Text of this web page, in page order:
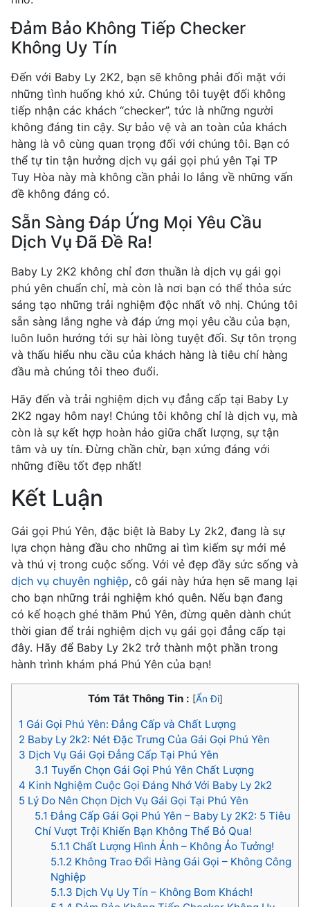
Đảm Bảo Không Tiếp Checker
Không Uy Tín
Đến với Baby Ly 2K2, bạn sẽ không phải đối mặt với
những tình huống khó xử. Chúng tôi tuyệt đối không
tiếp nhận các khách “checker”, tức là những người
không đáng tin cậy. Sự bảo vệ và an toàn của khách
hàng là vô cùng quan trọng đối với chúng tôi. Bạn có
thể tự tin tận hưởng dịch vụ gái gọi phú yên Tại TP
Tuy Hòa này mà không cần phải lo lắng về những vấn
đề không đáng có.
Sẵn Sàng Đáp Ứng Mọi Yêu Cầu
Dịch Vụ Đã Đề Ra!
Baby Ly 2K2 không chỉ đơn thuần là dịch vụ gái gọi
phú yên chuẩn chỉ, mà còn là nơi bạn có thể thỏa sức
sáng tạo những trải nghiệm độc nhất vô nhị. Chúng tôi
sẵn sàng lắng nghe và đáp ứng mọi yêu cầu của bạn,
luôn luôn hướng tới sự hài lòng tuyệt đối. Sự tôn trọng
và thấu hiểu nhu cầu của khách hàng là tiêu chí hàng
đầu mà chúng tôi theo đuổi.
Hãy đến và trải nghiệm dịch vụ đẳng cấp tại Baby Ly
2K2 ngay hôm nay! Chúng tôi không chỉ là dịch vụ, mà
còn là sự kết hợp hoàn hảo giữa chất lượng, sự tận
tâm và uy tín. Đừng chần chừ, bạn xứng đáng với
những điều tốt đẹp nhất!
Kết Luận
Gái gọi Phú Yên, đặc biệt là Baby Ly 2k2, đang là sự
lựa chọn hàng đầu cho những ai tìm kiếm sự mới mẻ
và thú vị trong cuộc sống. Với vẻ đẹp đầy sức sống và
dịch vụ chuyên nghiệp, cô gái này hứa hẹn sẽ mang lại
cho bạn những trải nghiệm khó quên. Nếu bạn đang
có kế hoạch ghé thăm Phú Yên, đừng quên dành chút
thời gian để trải nghiệm dịch vụ gái gọi đẳng cấp tại
đây. Hãy để Baby Ly 2k2 trở thành một phần trong
hành trình khám phá Phú Yên của bạn!
Tóm Tắt Thông Tin : [Ẩn Đi]
1 Gái Gọi Phú Yên: Đẳng Cấp và Chất Lượng
2 Baby Ly 2k2: Nét Đặc Trưng Của Gái Gọi Phú Yên
3 Dịch Vụ Gái Gọi Đẳng Cấp Tại Phú Yên
3.1 Tuyển Chọn Gái Gọi Phú Yên Chất Lượng
4 Kinh Nghiệm Cuộc Gọi Đáng Nhớ Với Baby Ly 2k2
5 Lý Do Nên Chọn Dịch Vụ Gái Gọi Tại Phú Yên
5.1 Đẳng Cấp Gái Gọi Phú Yên – Baby Ly 2K2: 5 Tiêu
Chí Vượt Trội Khiến Bạn Không Thể Bỏ Qua!
5.1.1 Chất Lượng Hình Ảnh – Không Ảo Tưởng!
5.1.2 Không Trao Đổi Hàng Gái Gọi – Không Công
Nghiệp
5.1.3 Dịch Vụ Uy Tín – Không Bom Khách!